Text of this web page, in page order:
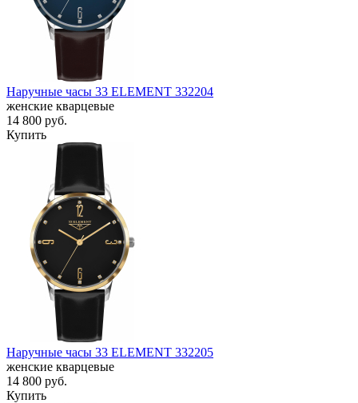
Наручные часы 33 ELEMENT 332204
женские кварцевые
14 800 руб.
Купить
Наручные часы 33 ELEMENT 332205
женские кварцевые
14 800 руб.
Купить